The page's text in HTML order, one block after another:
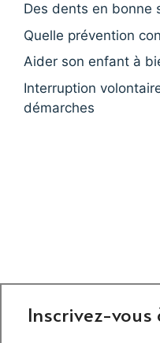
Des dents en bonne
Quelle prévention
Aider son enfant à
Interruption
démarches
Inscrivez-